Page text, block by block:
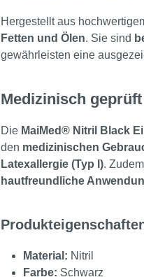
Hergestellt aus
Fetten und Ölen. Sie sind
gewährleisten eine
Medizinisch
Die MaiMed® Nitril Black
den medizinischen
Latexallergie (Typ I).
hautfreundliche
Material: Nitril
Farbe: Schwarz